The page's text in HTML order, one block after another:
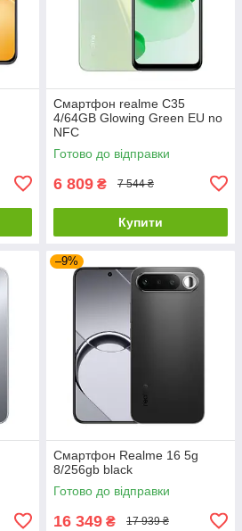
Смартфон realme C35
4/64GB Glowing Green EU no
NFC
Готово до відправки
6 809 ₴ 7 544 ₴
Купити
–9%
Смартфон Realme 16 5g
8/256gb black
Готово до відправки
16 349 ₴ 17 939 ₴